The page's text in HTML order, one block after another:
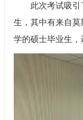
此次考试吸引了
生，其中有来自
学的硕士毕业生，